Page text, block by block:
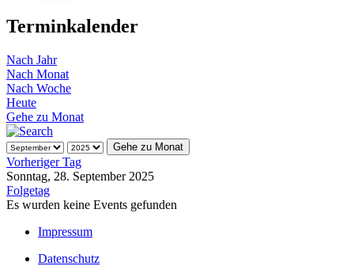
Terminkalender
Nach Jahr
Nach Monat
Nach Woche
Heute
Gehe zu Monat
Gehe zu Monat
Vorheriger Tag
Sonntag, 28. September 2025
Folgetag
Es wurden keine Events gefunden
Impressum
Datenschutz